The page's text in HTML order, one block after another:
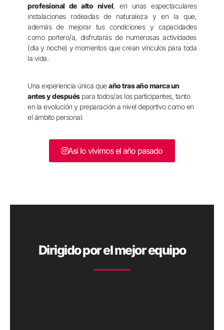
profesional de alto nivel, en unas espectaculares
instalaciones rodeadas de naturaleza y en la que,
además de mejorar tus condiciones y capacidades
como portero/a, disfrutarás de numerosas actividades
(día y noche) y momentos que crean vínculos para toda
la vida.
Una experiencia única queaño tras año marca un
antes y despuéspara todos/as los participantes, tanto
en la evolución y preparación a nivel deportivo como en
el ámbito personal.
Así lo vivimos el año pasado
Dirigido por el mejor equipo